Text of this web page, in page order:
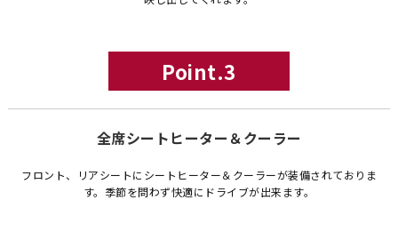
Point.3
全席シートヒーター＆クーラー
フロント、リアシートにシートヒーター＆クーラーが装備されておりま
す。季節を問わず快適にドライブが出来ます。